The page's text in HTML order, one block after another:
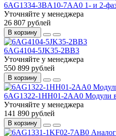
6AG1334-3BA10-7AA0 1- и 2-
Уточняйте у менеджера
26 807 рублей
В корзину
6AG4104-5JK35-2BB3
Уточняйте у менеджера
550 899 рублей
В корзину
6AG1322-1HH01-2AA0 Модули
Уточняйте у менеджера
141 890 рублей
В корзину